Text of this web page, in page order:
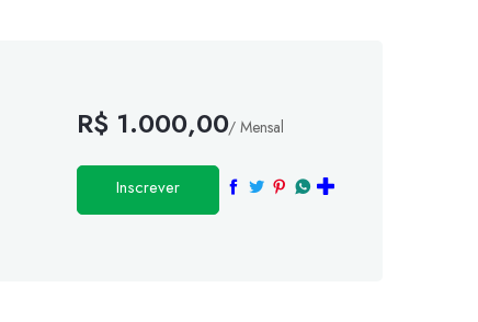
R$ 1.000,00/ Mensal
Inscrever